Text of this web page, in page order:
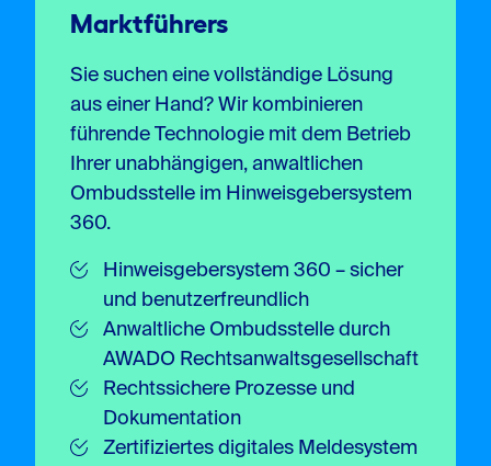
Marktführers
Sie suchen eine vollständige Lösung
aus einer Hand? Wir kombinieren
führende Technologie mit dem Betrieb
Ihrer unabhängigen, anwaltlichen
Ombudsstelle im Hinweisgebersystem
360.
Hinweisgebersystem 360 – sicher
und benutzerfreundlich
Anwaltliche Ombudsstelle durch
AWADO Rechtsanwaltsgesellschaft
Rechtssichere Prozesse und
Dokumentation
Zertifiziertes digitales Meldesystem